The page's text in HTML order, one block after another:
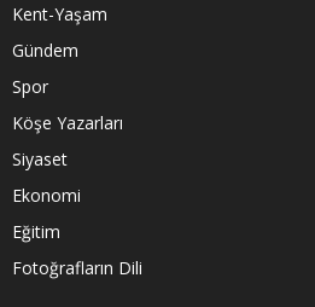
Kent-Yaşam
Gündem
Spor
Köşe Yazarları
Siyaset
Ekonomi
Eğitim
Fotoğrafların Dili